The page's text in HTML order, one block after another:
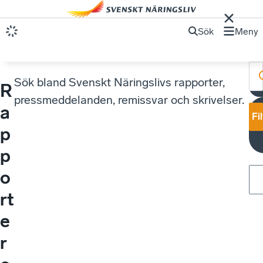
Sök Meny
R
a
p
p
o
rt
e
r
Sök bland Svenskt Näringslivs rapporter,
pressmeddelanden, remissvar och skrivelser.